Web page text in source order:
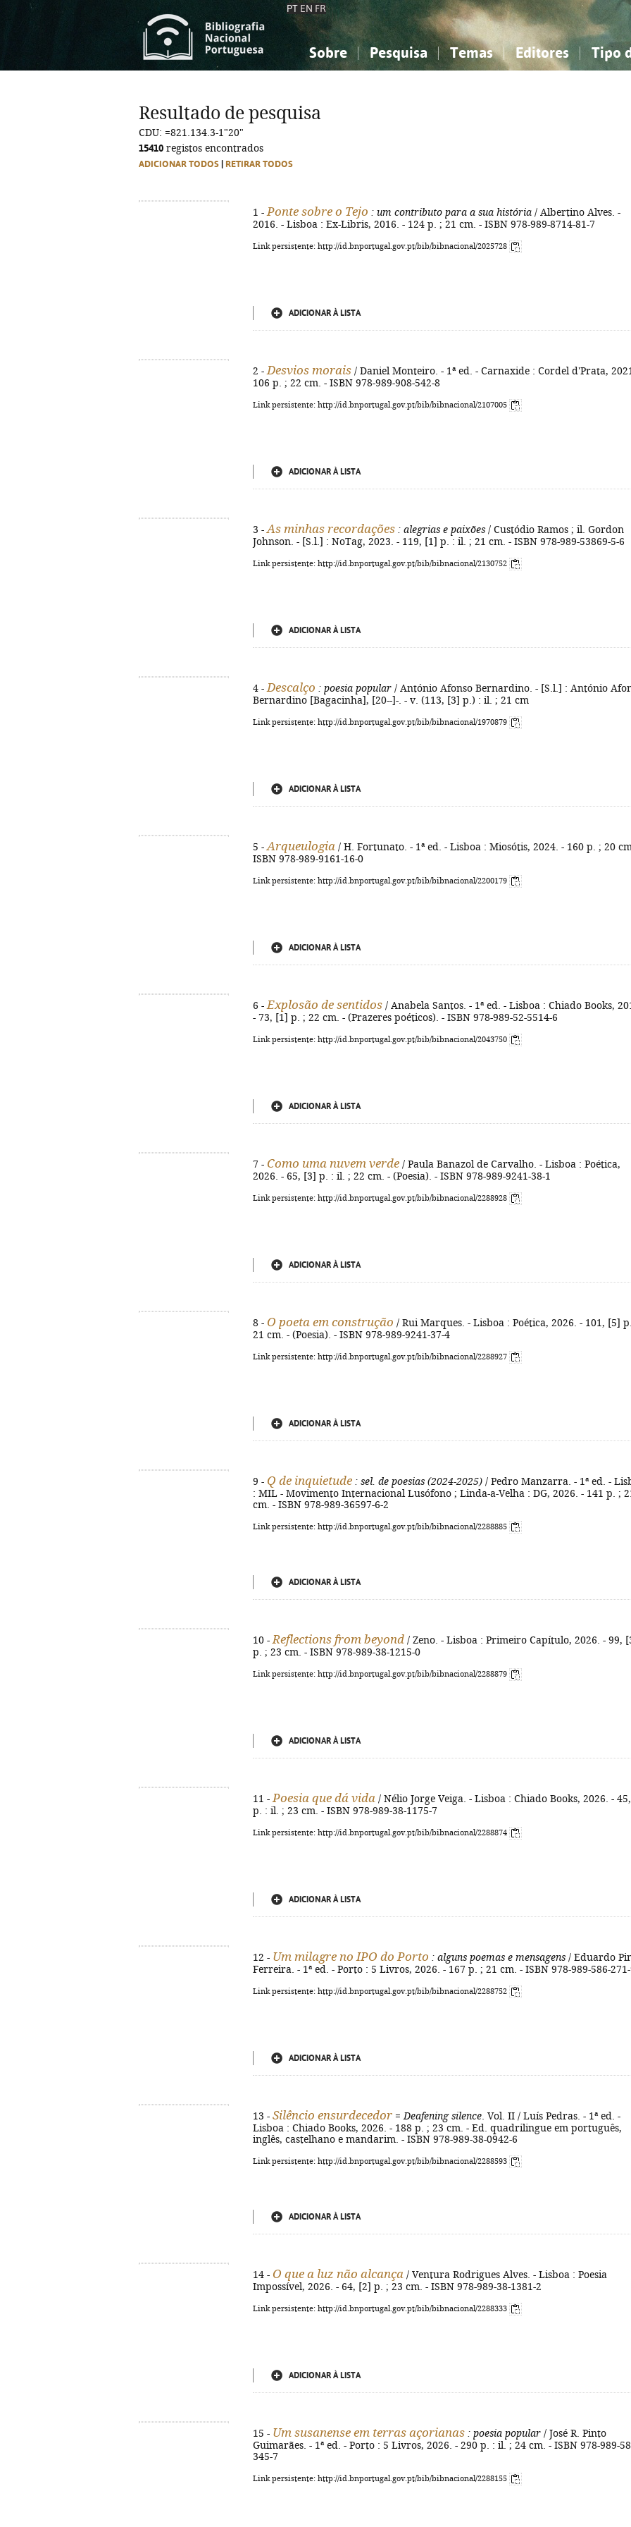
PT EN FR
Sobre Pesquisa Temas
Ciências sociais...
Editores Tipo
Ciências sociais...
Resultado de pesquisa
CDU: =821.134.3-1"20"
15410 registos encontrados
ADICIONAR TODOS RETIRAR TODOS
1 - Ponte sobre o Tejo : um contributo para a sua história / Albertino Alves. -
2016. - Lisboa : Ex-Libris, 2016. - 124 p. ; 21 cm. - ISBN 978-989-8714-81-7
Link persistente: http://id.bnportugal.gov.pt/bib/bibnacional/2025728
ADICIONAR À LISTA
2 - Desvios morais / Daniel Monteiro. - 1ª ed. - Carnaxide : Cordel d'Prata,
106 p. ; 22 cm. - ISBN 978-989-908-542-8
Link persistente: http://id.bnportugal.gov.pt/bib/bibnacional/2107005
ADICIONAR À LISTA
3 - As minhas recordações : alegrias e paixões / Custódio Ramos ; il. Gordon
Johnson. - [S.l.] : NoTag, 2023. - 119, [1] p. : il. ; 21 cm. - ISBN 978-989-53869-5-6
Link persistente: http://id.bnportugal.gov.pt/bib/bibnacional/2130752
ADICIONAR À LISTA
4 - Descalço : poesia popular / António Afonso Bernardino. - [S.l.] : António
Bernardino [Bagacinha], [20--]-. - v. (113, [3] p.) : il. ; 21 cm
Link persistente: http://id.bnportugal.gov.pt/bib/bibnacional/1970879
ADICIONAR À LISTA
5 - Arqueulogia / H. Fortunato. - 1ª ed. - Lisboa : Miosótis, 2024. - 160 p. ; 20
ISBN 978-989-9161-16-0
Link persistente: http://id.bnportugal.gov.pt/bib/bibnacional/2200179
ADICIONAR À LISTA
6 - Explosão de sentidos / Anabela Santos. - 1ª ed. - Lisboa : Chiado Books,
- 73, [1] p. ; 22 cm. - (Prazeres poéticos). - ISBN 978-989-52-5514-6
Link persistente: http://id.bnportugal.gov.pt/bib/bibnacional/2043750
ADICIONAR À LISTA
7 - Como uma nuvem verde / Paula Banazol de Carvalho. - Lisboa : Poética,
2026. - 65, [3] p. : il. ; 22 cm. - (Poesia). - ISBN 978-989-9241-38-1
Link persistente: http://id.bnportugal.gov.pt/bib/bibnacional/2288928
ADICIONAR À LISTA
8 - O poeta em construção / Rui Marques. - Lisboa : Poética, 2026. - 101, [5]
21 cm. - (Poesia). - ISBN 978-989-9241-37-4
Link persistente: http://id.bnportugal.gov.pt/bib/bibnacional/2288927
ADICIONAR À LISTA
9 - Q de inquietude : sel. de poesias (2024-2025) / Pedro Manzarra. - 1ª ed. -
: MIL - Movimento Internacional Lusófono ; Linda-a-Velha : DG, 2026. - 141 p. ;
cm. - ISBN 978-989-36597-6-2
Link persistente: http://id.bnportugal.gov.pt/bib/bibnacional/2288885
ADICIONAR À LISTA
10 - Reflections from beyond / Zeno. - Lisboa : Primeiro Capítulo, 2026. - 99,
p. ; 23 cm. - ISBN 978-989-38-1215-0
Link persistente: http://id.bnportugal.gov.pt/bib/bibnacional/2288879
ADICIONAR À LISTA
11 - Poesia que dá vida / Nélio Jorge Veiga. - Lisboa : Chiado Books, 2026. -
p. : il. ; 23 cm. - ISBN 978-989-38-1175-7
Link persistente: http://id.bnportugal.gov.pt/bib/bibnacional/2288874
ADICIONAR À LISTA
12 - Um milagre no IPO do Porto : alguns poemas e mensagens / Eduardo
Ferreira. - 1ª ed. - Porto : 5 Livros, 2026. - 167 p. ; 21 cm. - ISBN 978-989-586-
Link persistente: http://id.bnportugal.gov.pt/bib/bibnacional/2288752
ADICIONAR À LISTA
13 - Silêncio ensurdecedor = Deafening silence . Vol. II / Luís Pedras. - 1ª ed. -
Lisboa : Chiado Books, 2026. - 188 p. ; 23 cm. - Ed. quadrilingue em português,
inglês, castelhano e mandarim. - ISBN 978-989-38-0942-6
Link persistente: http://id.bnportugal.gov.pt/bib/bibnacional/2288593
ADICIONAR À LISTA
14 - O que a luz não alcança / Ventura Rodrigues Alves. - Lisboa : Poesia
Impossível, 2026. - 64, [2] p. ; 23 cm. - ISBN 978-989-38-1381-2
Link persistente: http://id.bnportugal.gov.pt/bib/bibnacional/2288333
ADICIONAR À LISTA
15 - Um susanense em terras açorianas : poesia popular / José R. Pinto
Guimarães. - 1ª ed. - Porto : 5 Livros, 2026. - 290 p. : il. ; 24 cm. - ISBN 978-989-
345-7
Link persistente: http://id.bnportugal.gov.pt/bib/bibnacional/2288155